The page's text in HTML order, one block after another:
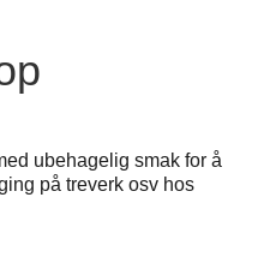
ubehagelig smak for å
på treverk osv hos